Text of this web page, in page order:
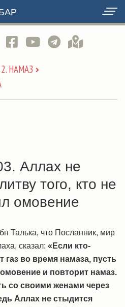
НАМАЗ
Аллах не
того, кто не
омовение
Талька, что Посланник, мир
сказал: «Если кто-
газ во время намаза, пусть
и повторит намаз.
со своими женами через
Аллах не стыдится